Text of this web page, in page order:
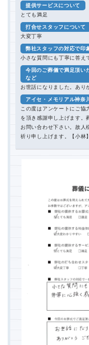
提供サービスについて
とても満足
打合せスタッフについて
大変丁寧
弊社スタッフの対応で印
小さな質問にも丁寧に答え
今回のご葬儀で満足頂い
など
お世話になりました。あり
アイセ・メモリアル神奈
この度はアンケートにご協
を頂き感謝申し上げます。
お問い合わせ下さい。故人
祈り申し上げます。【小林】